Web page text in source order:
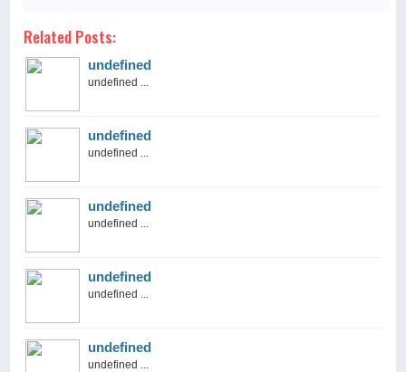
Related Posts:
undefined
undefined ...
undefined
undefined ...
undefined
undefined ...
undefined
undefined ...
undefined
undefined ...